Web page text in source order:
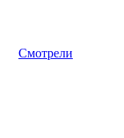
Смотрели